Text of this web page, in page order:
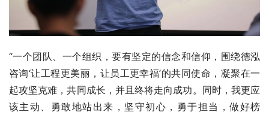
“一个团队、一个组织，要有坚定的信念和信仰，围绕德泓
咨询‘让工程更美丽，让员工更幸福’的共同使命，凝聚在一
起攻坚克难，共同成长，并且终将走向成功。同时，我更应
该主动、勇敢地站出来，坚守初心，勇于担当，做好榜